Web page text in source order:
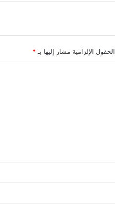
الحقول الإلزامية مشار إليها بـ *